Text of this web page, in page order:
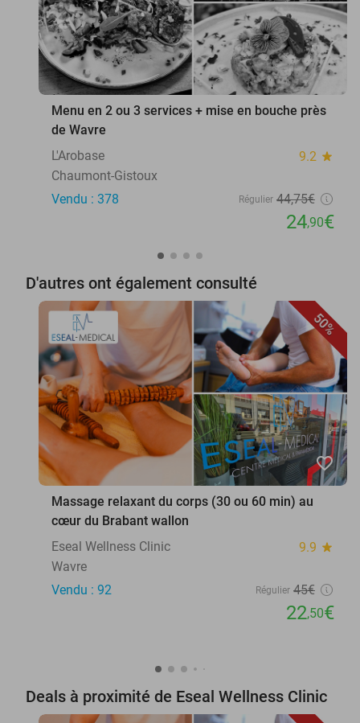
Menu en 2 ou 3 services + mise en bouche près
de Wavre
L'Arobase
9.2 star
Chaumont-Gistoux
Vendu : 378
Régulier 44,75€
24,90€
D'autres ont également consulté
50%
favorite_border
Massage relaxant du corps (30 ou 60 min) au
cœur du Brabant wallon
Eseal Wellness Clinic
9.9 star
Wavre
Vendu : 92
Régulier 45€
22,50€
Deals à proximité de Eseal Wellness Clinic